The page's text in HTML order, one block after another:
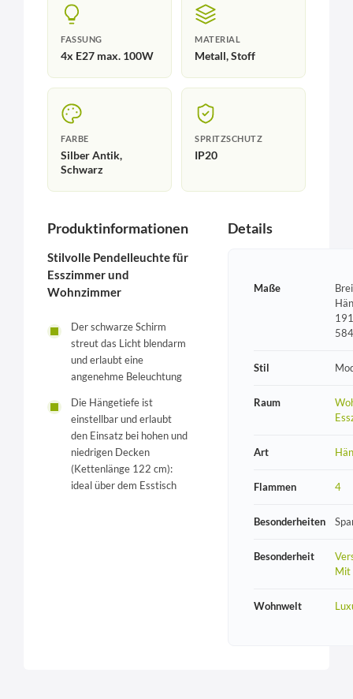
FASSUNG
4x E27 max. 100W
MATERIAL
Metall, Stoff
FARBE
Silber Antik,
Schwarz
SPRITZSCHUTZ
IP20
Produktinformationen
Stilvolle Pendelleuchte für
Esszimmer und
Wohnzimmer
Der schwarze Schirm
streut das Licht blendarm
und erlaubt eine
angenehme Beleuchtung
Die Hängetiefe ist
einstellbar und erlaubt
den Einsatz bei hohen und
niedrigen Decken
(Kettenlänge 122 cm):
ideal über dem Esstisch
Details
Maße
Stil
Raum
Art
Flammen 4
Besonderheiten
Besonderheit
Mit
Wohnwelt